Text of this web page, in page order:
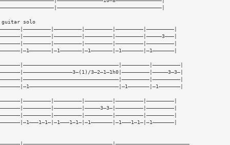
solo
3—2—1—1h0|—————————|—————3—3—|